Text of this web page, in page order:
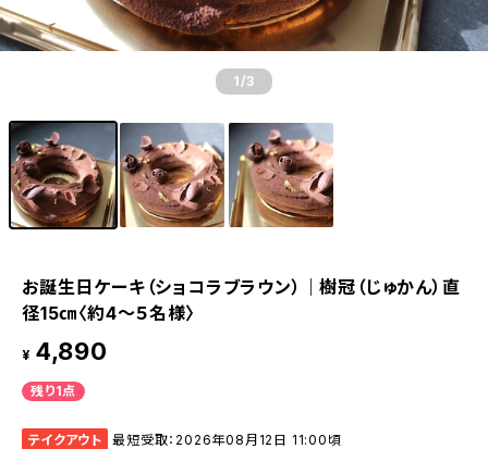
1 /3
お誕生日ケーキ（ショコラブラウン）｜樹冠（じゅかん）直
径15㎝〈約4～５名様〉
¥ 4,890
残り1点
テイクアウト 最短受取：2026年08月12日 11:00頃